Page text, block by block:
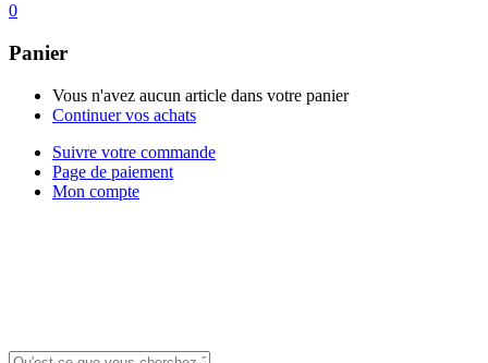
0
Panier
Vous n'avez aucun article dans votre panier
Continuer vos achats
Suivre votre commande
Page de paiement
Mon compte